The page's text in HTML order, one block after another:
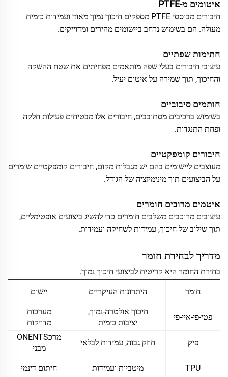
איטומים מ-PTFE
חיבורים מבוססי PTFE מספקים חיכוך נמוך מאוד ועמידות כימית
מעולה. הם בשימוש נרחב ביישומים מהירים ומדוייקים.
חתימות שפתיים
עיצובי חיבורים בעלי שפה מותאמים מפחיתים את שטח ההשקה
והחיכוך, תוך שמירה על איטום יעיל.
חותמים סיבוביים
בשימוש ברכיבים מסתובבים, חיבורים אלו מבטיחים פעילות חלקה
ופחת התנגדות.
חיבורים קומפקטיים
מעוצבים ליישומים בהם יש מגבלות מקום, חיבורים קומפקטיים שומרים
על הביצועים תוך מינימיזציה של הגודל.
איטמים מרובים חומרים
עיצובים מרוכבים משלבים חומרים כדי להשיג ביצועים אופטימליים,
תוך שילוב של חיכוך, עמידות לשחיקה ועמידות.
מדריך לבחירת חומר
בחירת החומר היא קריטית לביצועי חיכוך נמוך.
חומר היתרונות העיקריים יישום
פטי-פי-איי-פי
חיכוך אולטרה-נמוך,
יציבות כימית
מערכות
מדויקות
פיק חוזק גבוה, עמידות לבלאי
מרכONENTS
מבני
TPU מיטביות ועמידות חיתום דינמי